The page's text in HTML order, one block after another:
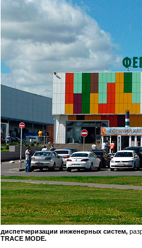
диспетчеризации инженерных систем,
TRACE MODE.